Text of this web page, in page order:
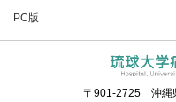
PC版
〒901-2725 沖縄